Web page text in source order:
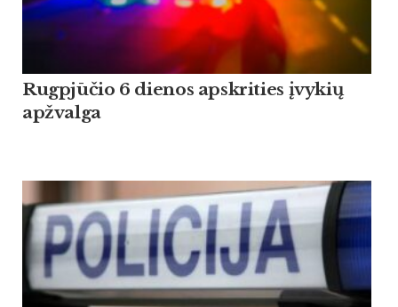
Rugpjūčio 6 dienos apskrities įvykių
apžvalga